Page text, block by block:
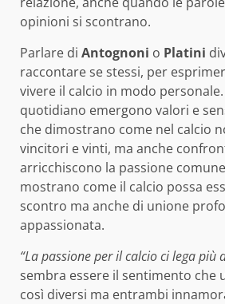
opinioni si scontrano.
Parlare di Antognoni o Platini
raccontare se stessi, per
vivere il calcio in modo
quotidiano emergono valori e
che dimostrano come nel calcio
vincitori e vinti, ma anche
arricchiscono la passione
mostrano come il calcio possa
scontro ma anche di unione
appassionata.
“La passione per il calcio ci lega più
sembra essere il sentimento che
così diversi ma entrambi